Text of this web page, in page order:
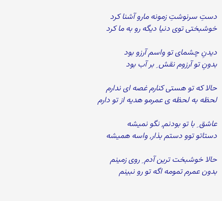
دستِ سرنوشتِ زمونه مارو آشنا کرد
خوشبختی توی دنیا دیگه رو به ما کرد
دیدنِ چشمای تو واسم آرزو بود
بدونِ تو آرزوم نقش ِ بر آب بود
حالا که تو هستی کنارم غصه ای ندارم
لحظه به لحظه ی عمرمو هدیه از تو دارم
عاشق ِ با تو بودنم, نگو نمیشه
دستاتو توو دستم بذار, واسه همیشه
حالا خوشبخت ترین آدم ِ روی زمینم
بدون عمرم تمومه اگه تو رو نبینم